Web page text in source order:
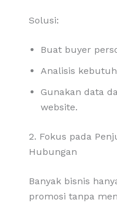
Solusi:
Buat buyer
Analisis
Gunakan data
website.
2. Fokus pada
Hubungan
Banyak bisnis
promosi tanpa